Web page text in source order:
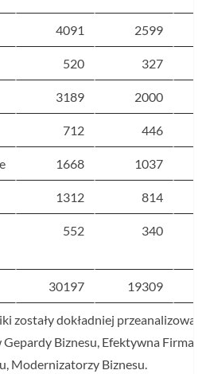
4091 2599
520 327
3189 2000
712 446
1668 1037
1312 814
552 340
30197 19309
zostały dokładniej
Biznesu, Efektywna Firma,
Modernizatorzy Biznesu.